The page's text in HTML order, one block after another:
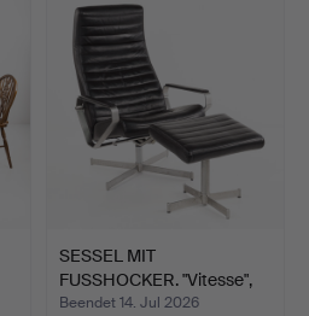
SESSEL MIT
FUSSHOCKER. "Vitesse",
Bolia.
Beendet 14. Jul 2026